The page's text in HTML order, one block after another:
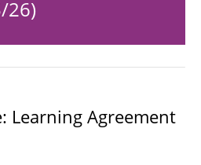
26)
Learning Agreement